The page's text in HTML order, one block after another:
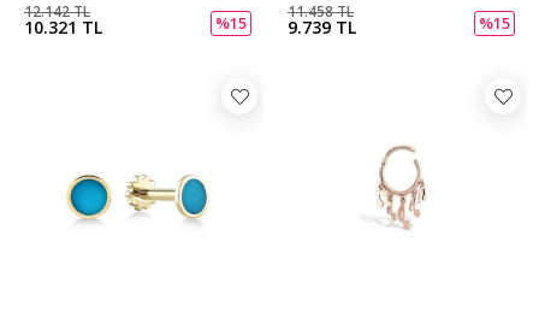
10.321 TL
12.142 TL
%15 9.739 TL
11.458 TL
%15